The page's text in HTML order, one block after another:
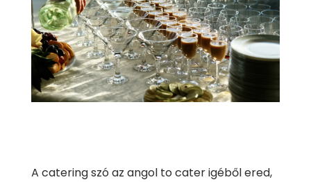
A catering szó az angol to cater igéből ered,